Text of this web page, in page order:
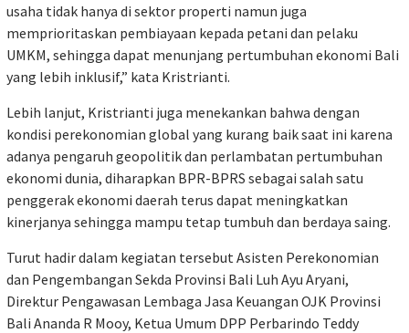
usaha tidak hanya di sektor properti namun juga
memprioritaskan pembiayaan kepada petani dan pelaku
UMKM, sehingga dapat menunjang pertumbuhan ekonomi Bali
yang lebih inklusif,” kata Kristrianti.
Lebih lanjut, Kristrianti juga menekankan bahwa dengan
kondisi perekonomian global yang kurang baik saat ini karena
adanya pengaruh geopolitik dan perlambatan pertumbuhan
ekonomi dunia, diharapkan BPR-BPRS sebagai salah satu
penggerak ekonomi daerah terus dapat meningkatkan
kinerjanya sehingga mampu tetap tumbuh dan berdaya saing.
Turut hadir dalam kegiatan tersebut Asisten Perekonomian
dan Pengembangan Sekda Provinsi Bali Luh Ayu Aryani,
Direktur Pengawasan Lembaga Jasa Keuangan OJK Provinsi
Bali Ananda R Mooy, Ketua Umum DPP Perbarindo Teddy